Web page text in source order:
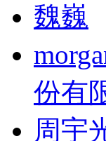
魏巍
份有
周宇